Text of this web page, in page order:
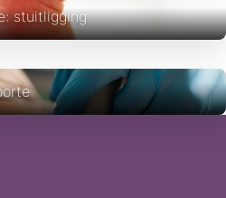
stuitligging